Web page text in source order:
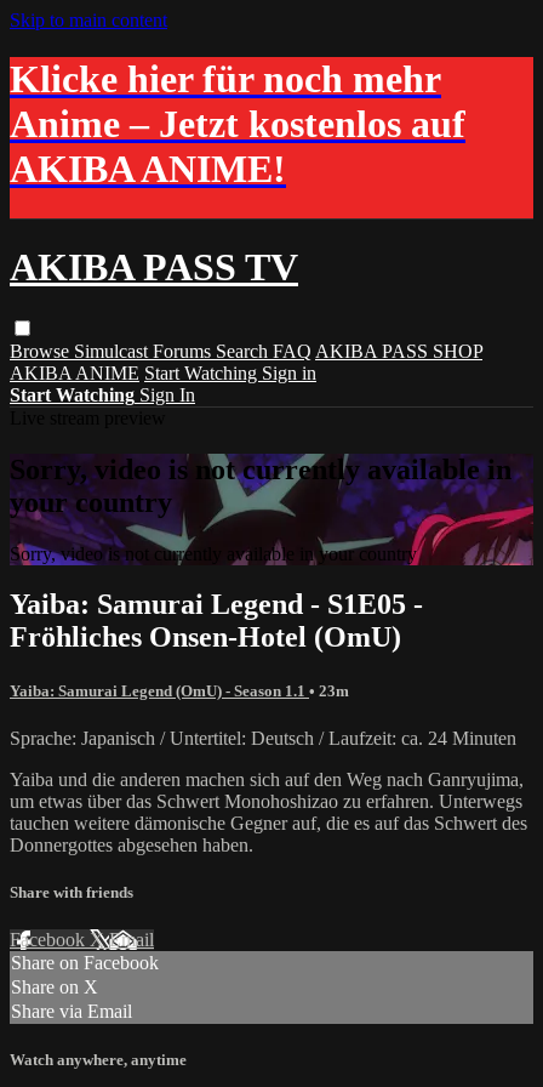
Skip to main content
Klicke hier für noch mehr
Anime – Jetzt kostenlos auf
AKIBA ANIME!
AKIBA PASS TV
Browse Simulcast Forums Search FAQ AKIBA PASS SHOP
AKIBA ANIME Start Watching Sign in
Start Watching Sign In
Sorry, video is not currently available in
your country
Sorry, video is not currently available in your country
Yaiba: Samurai Legend - S1E05 -
Fröhliches Onsen-Hotel (OmU)
Yaiba: Samurai Legend (OmU) - Season 1.1 • 23m
Sprache: Japanisch / Untertitel: Deutsch / Laufzeit: ca. 24 Minuten
Yaiba und die anderen machen sich auf den Weg nach Ganryujima,
um etwas über das Schwert Monohoshizao zu erfahren. Unterwegs
tauchen weitere dämonische Gegner auf, die es auf das Schwert des
Donnergottes abgesehen haben.
Share with friends
Facebook XEmail
Share on Facebook
Share on X
Share via Email
Watch anywhere, anytime